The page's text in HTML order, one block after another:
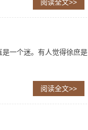
阅读全文>>
一个迷。有人觉得徐庶是
阅读全文>>